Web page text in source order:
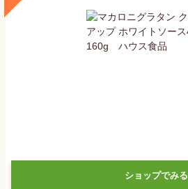
ショップでみる